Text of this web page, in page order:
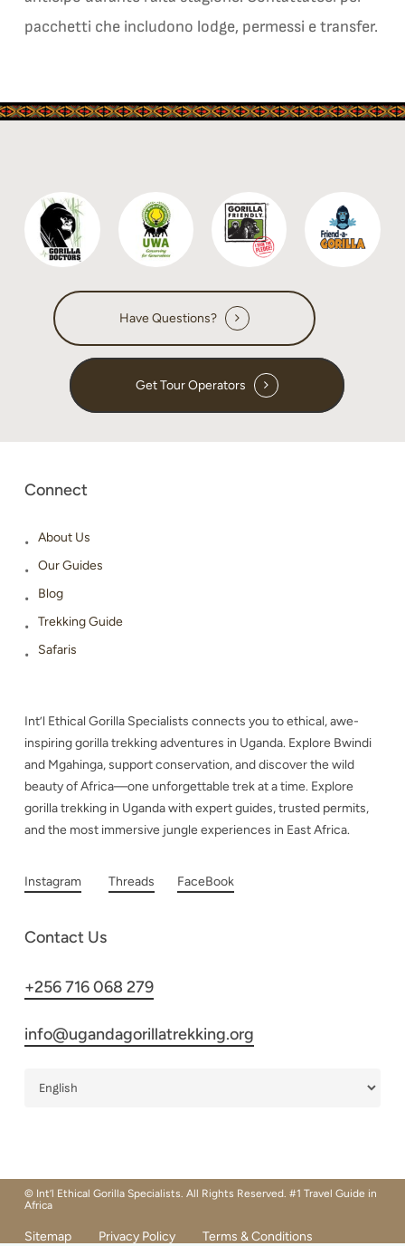
pacchetti che includono lodge, permessi e transfer.
Have Questions?
Get Tour Operators
Connect
About Us
Our Guides
Blog
Trekking Guide
Safaris
Int’l Ethical Gorilla Specialists connects you to ethical, awe-
inspiring gorilla trekking adventures in Uganda. Explore Bwindi
and Mgahinga, support conservation, and discover the wild
beauty of Africa—one unforgettable trek at a time. Explore
gorilla trekking in Uganda with expert guides, trusted permits,
and the most immersive jungle experiences in East Africa.
Instagram Threads FaceBook
Contact Us
+256 716 068 279
info@ugandagorillatrekking.org
© Int’l Ethical Gorilla Specialists. All Rights Reserved. #1 Travel Guide in
Africa
Sitemap Privacy Policy Terms & Conditions